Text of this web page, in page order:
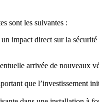
sont les suivantes :
impact direct sur la
arrivée de nouveaux
que l’investissement